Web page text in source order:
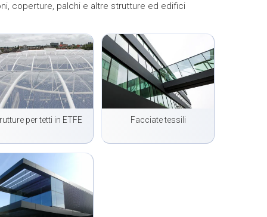
coperture, palchi e altre strutture ed edifici
per tetti in ETFE Facciate tessili